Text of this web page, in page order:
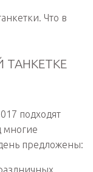
Что в
подходят
многие
предложены: